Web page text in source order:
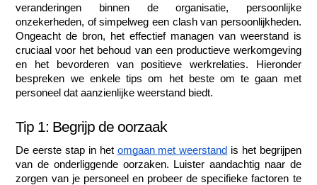
veranderingen binnen de organisatie, persoonlijke
onzekerheden, of simpelweg een clash van persoonlijkheden.
Ongeacht de bron, het effectief managen van weerstand is
cruciaal voor het behoud van een productieve werkomgeving
en het bevorderen van positieve werkrelaties. Hieronder
bespreken we enkele tips om het beste om te gaan met
personeel dat aanzienlijke weerstand biedt.
Tip 1: Begrijp de oorzaak
De eerste stap in het omgaan met weerstand is het begrijpen
van de onderliggende oorzaken. Luister aandachtig naar de
zorgen van je personeel en probeer de specifieke factoren te